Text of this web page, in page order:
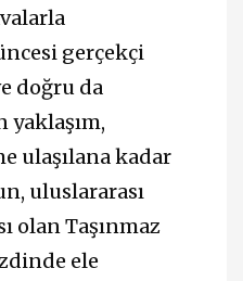
gerçekçi
doğru da
yaklaşım,
ulaşılana kadar
uluslararası
olan Taşınmaz
ele